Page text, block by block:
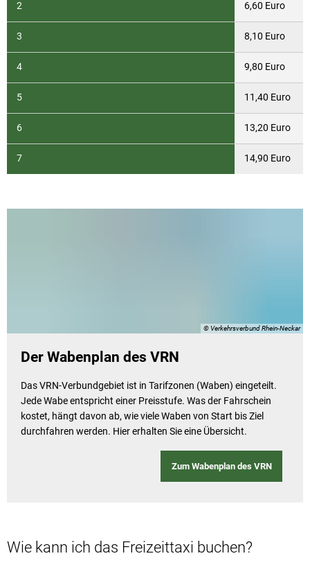
2 6,60 Euro
3 8,10 Euro
4 9,80 Euro
5 11,40 Euro
6 13,20 Euro
7 14,90 Euro
© Verkehrsverbund Rhein-Neckar
Der Wabenplan des VRN
Das VRN-Verbundgebiet ist in Tarifzonen (Waben) eingeteilt.
Jede Wabe entspricht einer Preisstufe. Was der Fahrschein
kostet, hängt davon ab, wie viele Waben von Start bis Ziel
durchfahren werden. Hier erhalten Sie eine Übersicht.
Zum Wabenplan des VRN
Wie kann ich das Freizeittaxi buchen?